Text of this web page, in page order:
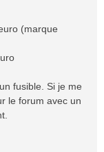
(marque
fusible. Si je me
le forum avec un